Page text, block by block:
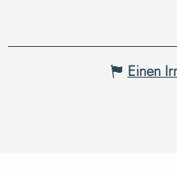
Einen